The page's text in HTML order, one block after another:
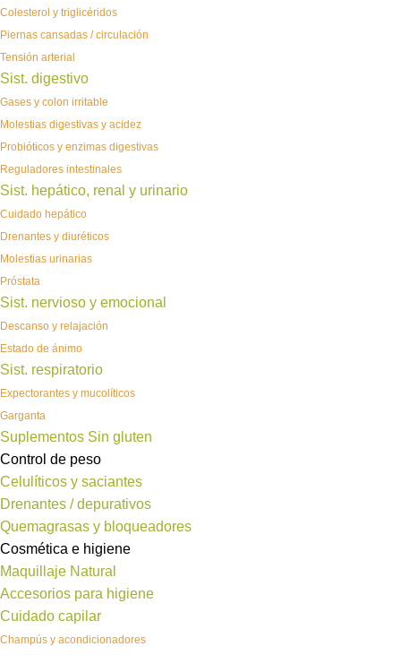
Colesterol y triglicéridos
Piernas cansadas / circulación
Tensión arterial
Sist. digestivo
Gases y colon irritable
Molestias digestivas y acidez
Probióticos y enzimas digestivas
Reguladores intestinales
Sist. hepático, renal y urinario
Cuidado hepático
Drenantes y diuréticos
Molestias urinarias
Próstata
Sist. nervioso y emocional
Descanso y relajación
Estado de ánimo
Sist. respiratorio
Expectorantes y mucolíticos
Garganta
Suplementos Sin gluten
Control de peso
Celulíticos y saciantes
Drenantes / depurativos
Quemagrasas y bloqueadores
Cosmética e higiene
Maquillaje Natural
Accesorios para higiene
Cuidado capilar
Champús y acondicionadores